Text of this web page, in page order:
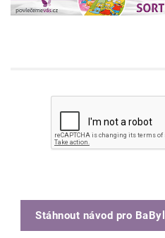
Stáhnout návod pro